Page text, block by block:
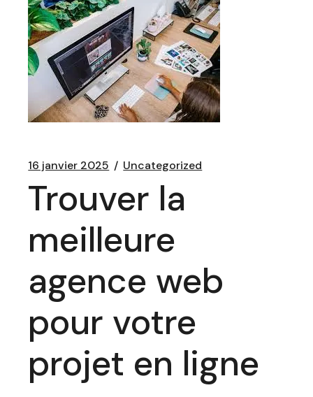
16 janvier 2025 Uncategorized
Trouver la
meilleure
agence web
pour votre
projet en ligne